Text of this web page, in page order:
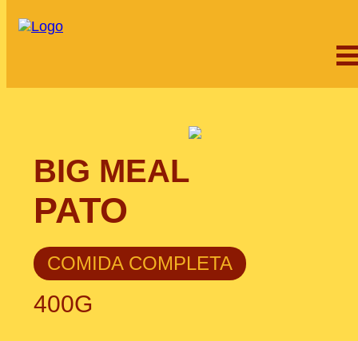
BIG MEAL
PATO
COMIDA COMPLETA
400G